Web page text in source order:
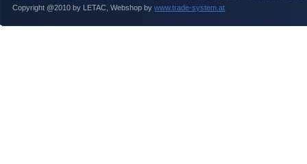
Copyright @2010 by LETAC, Webshop bywww.trade-system.at